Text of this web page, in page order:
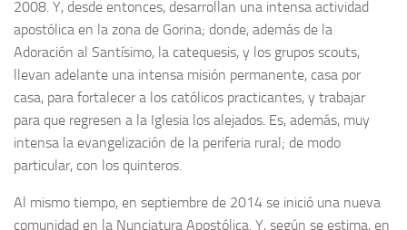
2008. Y, desde entonces, desarrollan una intensa actividad
apostólica en la zona de Gorina; donde, además de la
Adoración al Santísimo, la catequesis, y los grupos scouts,
llevan adelante una intensa misión permanente, casa por
casa, para fortalecer a los católicos practicantes, y trabajar
para que regresen a la Iglesia los alejados. Es, además, muy
intensa la evangelización de la periferia rural; de modo
particular, con los quinteros.
Al mismo tiempo, en septiembre de 2014 se inició una nueva
comunidad en la Nunciatura Apostólica. Y, según se estima, en